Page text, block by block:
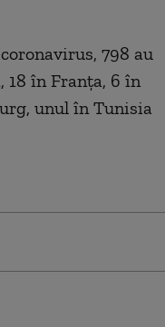
798 au
18 în Franța, 6 în
unul în Tunisia